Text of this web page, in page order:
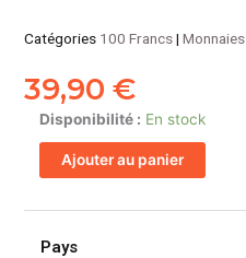
Catégories 100 Francs|Monnaies
39,90€
Disponibilité : En stock
quantité
de
FRANCE,
de
100
Ajouter au panier
Pays